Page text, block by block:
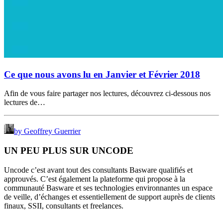
Ce que nous avons lu en Janvier et Février 2018
Afin de vous faire partager nos lectures, découvrez ci-dessous nos
lectures de…
by Geoffrey Guerrier
UN PEU PLUS SUR UNCODE
Uncode c’est avant tout des consultants Basware qualifiés et
approuvés. C’est également la plateforme qui propose à la
communauté Basware et ses technologies environnantes un espace
de veille, d’échanges et essentiellement de support auprès de clients
finaux, SSII, consultants et freelances.